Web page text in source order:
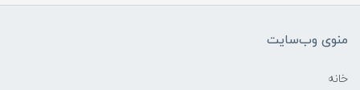
منوی وب‌سایت
خانه